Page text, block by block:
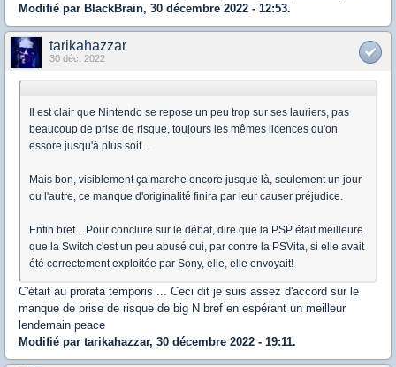
Modifié par BlackBrain, 30 décembre 2022 - 12:53.
tarikahazzar
30 déc. 2022
Il est clair que Nintendo se repose un peu trop sur ses lauriers, pas
beaucoup de prise de risque, toujours les mêmes licences qu'on
essore jusqu'à plus soif...
Mais bon, visiblement ça marche encore jusque là, seulement un jour
ou l'autre, ce manque d'originalité finira par leur causer préjudice.
Enfin bref... Pour conclure sur le débat, dire que la PSP était meilleure
que la Switch c'est un peu abusé oui, par contre la PSVita, si elle avait
été correctement exploitée par Sony, elle, elle envoyait!
C'était au prorata temporis ... Ceci dit je suis assez d'accord sur le
manque de prise de risque de big N bref en espérant un meilleur
lendemain peace
Modifié par tarikahazzar, 30 décembre 2022 - 19:11.